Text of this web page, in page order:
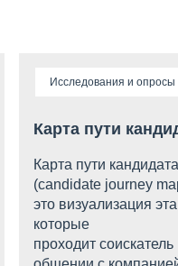
Исследования и опросы
Карта пути
Карта пути кандидата
(candidate journey
это визуализация
которые
проходит соискатель